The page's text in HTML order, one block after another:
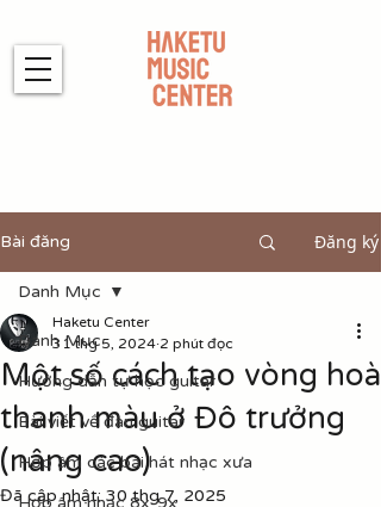
Bài đăng Đăng ký
Danh Mục
Hướng dẫn tự học guitar
Bài viết về đàn guitar
Hợp âm các bài hát nhạc xưa
Hợp âm nhạc 8x-9x
Danh Mục
Một số cách tạo vòng hoà
thanh màu ở Đô trưởng
(nâng cao)
Haketu Center
31 thg 5, 2024 2 phút đọc
Đã cập nhật:30 thg 7, 2025